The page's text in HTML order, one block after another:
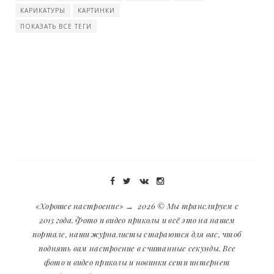
КАРИКАТУРЫ
КАРТИНКИ
ПОКАЗАТЬ ВСЕ ТЕГИ
«Хорошее настроение» → 2026 © Мы транслируем с
2013 года. Фото и видео приколы и всё это на нашем
портале, наши журналисты стараются для вас, чтоб
поднять вам настроение в считанные секунды. Все
фото и видео приколы и новинки сети интернет